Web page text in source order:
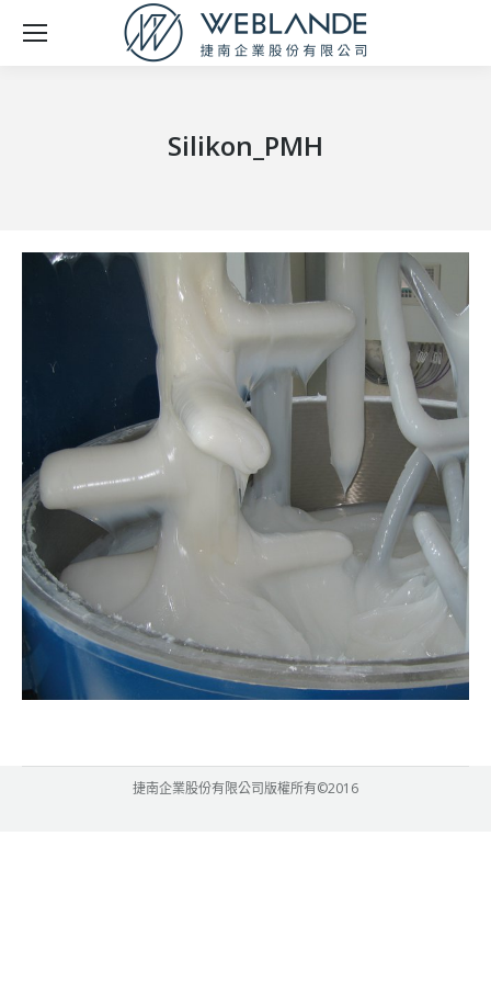
Silikon_PMH
捷南企業股份有限公司版權所有©2016